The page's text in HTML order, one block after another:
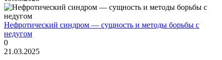
Нефротический синдром — сущность и методы борьбы с
недугом
0
21.03.2025